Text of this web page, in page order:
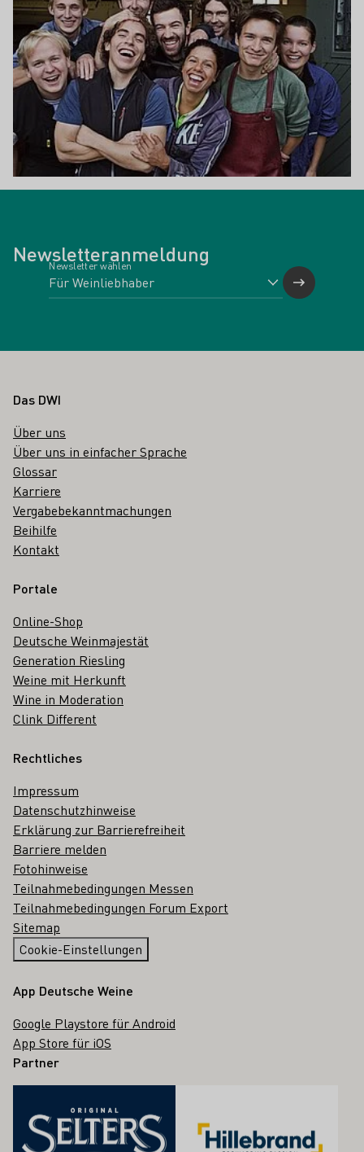
Newsletteranmeldung
Newsletter wählen
Fußbereich
Das DWI
Über uns
Über uns in einfacher Sprache
Glossar
Karriere
Vergabebekanntmachungen
Beihilfe
Kontakt
Portale
Online-Shop
Deutsche Weinmajestät
Generation Riesling
Weine mit Herkunft
Wine in Moderation
Clink Different
Rechtliches
Impressum
Datenschutzhinweise
Erklärung zur Barrierefreiheit
Barriere melden
Fotohinweise
Teilnahmebedingungen Messen
Teilnahmebedingungen Forum Export
Sitemap
Cookie-Einstellungen
App Deutsche Weine
Google Playstore für Android
App Store für iOS
Partner